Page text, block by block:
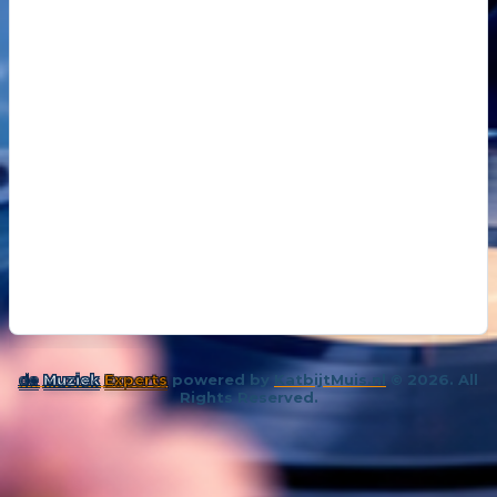
de Muziek Experts powered by KatbijtMuis.nl
© 2026. All
Rights Reserved.